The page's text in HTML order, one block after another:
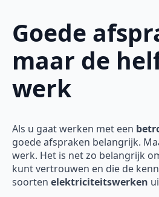
Goede
maar de
werk
Als u gaat werken met een
goede afspraken belangrijk.
werk. Het is net zo belangrijk
kunt vertrouwen en die de
soorten elektriciteitswerken